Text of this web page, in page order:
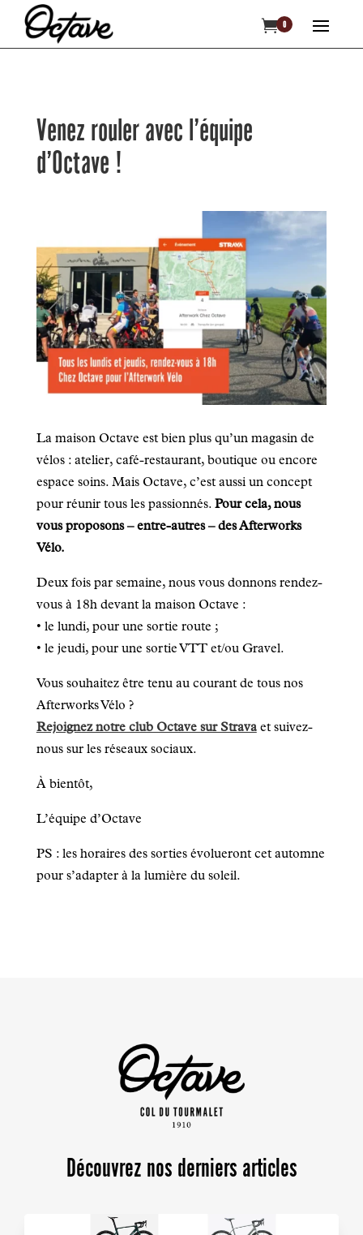
 0
Venez rouler avec l’équipe
d’Octave !
La maison Octave est bien plus qu’un magasin de
vélos : atelier, café-restaurant, boutique ou encore
espace soins. Mais Octave, c’est aussi un concept
pour réunir tous les passionnés. Pour cela, nous
vous proposons – entre-autres – des Afterworks
Vélo.
Deux fois par semaine, nous vous donnons rendez-
vous à 18h devant la maison Octave :
• le lundi, pour une sortie route ;
• le jeudi, pour une sortie VTT et/ou Gravel.
Vous souhaitez être tenu au courant de tous nos
Afterworks Vélo ?
Rejoignez notre club Octave sur Stravaet suivez-
nous sur les réseaux sociaux.
À bientôt,
L’équipe d’Octave
PS : les horaires des sorties évolueront cet automne
pour s’adapter à la lumière du soleil.
Découvrez nos derniers articles